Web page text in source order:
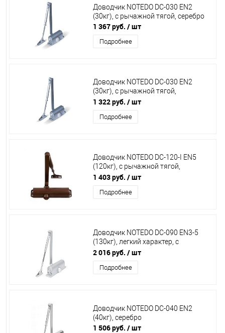
Доводчик NOTEDO DC-030 EN2
(30кг), с рычажной тягой, серебро
1 367 руб. / шт
Подробнее
Доводчик NOTEDO DC-030 EN2
(30кг), с рычажной тягой,
коричневый/темная бронза
1 322 руб. / шт
Подробнее
Доводчик NOTEDO DC-120-I EN5
(120кг), с рычажной тягой,
коричневый
1 403 руб. / шт
Подробнее
Доводчик NOTEDO DC-090 EN3-5
(130кг), легкий характер, с
рычажной тягой белый
2 016 руб. / шт
Подробнее
Доводчик NOTEDO DC-040 EN2
(40кг), серебро
1 506 руб. / шт